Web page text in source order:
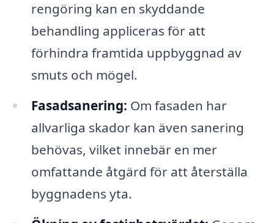
rengöring kan en skyddande
behandling appliceras för att
förhindra framtida uppbyggnad av
smuts och mögel.
Fasadsanering: Om fasaden har
allvarliga skador kan även sanering
behövas, vilket innebär en mer
omfattande åtgärd för att återställa
byggnadens yta.